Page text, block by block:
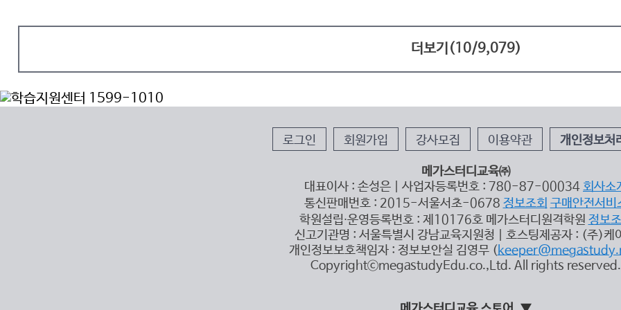
더보기(10/9,079)
로그인 회원가입 강사모집 이용약관 개인정보처
메가스터디교육㈜
대표이사 : 손성은 | 사업자등록번호 : 780-87-00034 회사소
통신판매번호 : 2015-서울서초-0678 정보조회 구매안전서비
학원설립∙운영등록번호 : 제10176호 메가스터디원격학원 정보
신고기관명 : 서울특별시 강남교육지원청 | 호스팅제공자 : (주)케
개인정보보호책임자 : 정보보안실 김영무 (
CopyrightⓒmegastudyEdu.co.,Ltd. All rights reserved.